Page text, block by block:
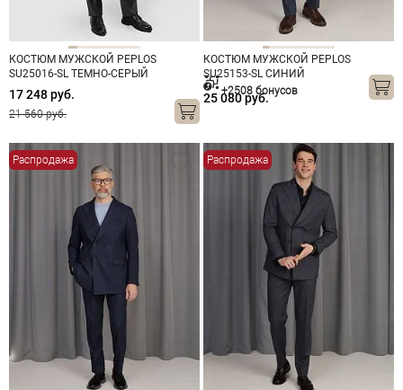
КОСТЮМ МУЖСКОЙ PEPLOS
SU25016-SL ТЕМНО-СЕРЫЙ
17 248 руб.
21 560 руб.
КОСТЮМ МУЖСКОЙ PEPLOS
SU25153-SL СИНИЙ
25 080 руб.
+2508 бонусов
Распродажа Распродажа